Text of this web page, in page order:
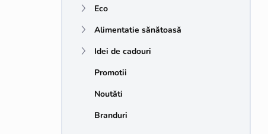
Eco
Alimentatie sănătoasă
Idei de cadouri
Promotii
Noutăti
Branduri